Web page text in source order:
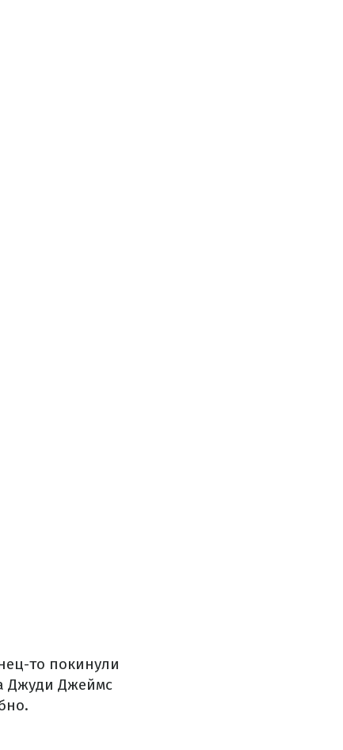
то покинули
Джуди Джеймс